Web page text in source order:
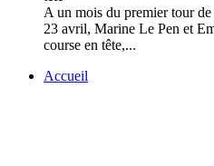
A un mois du premier tour
23 avril, Marine Le Pen et
course en tête,...
Accueil